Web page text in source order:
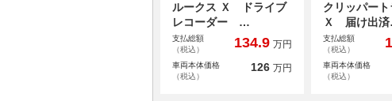
ルークス Ｘ ドライブ
レコーダー …
支払総額
（税込）
134.9 万円
車両本体価格
（税込）
126 万円
クリッパート
Ｘ 届け出
支払総額
（税込）
車両本体価格
（税込）